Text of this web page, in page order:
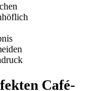
Café-